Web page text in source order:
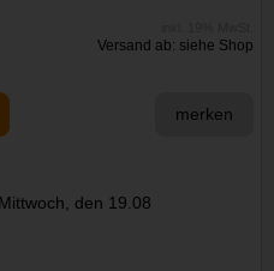
Versand ab: siehe Shop
merken
den 19.08